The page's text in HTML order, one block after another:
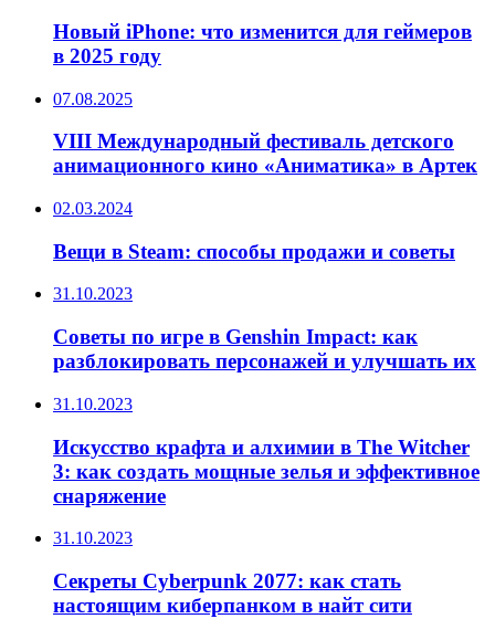
Новый iPhone: что изменится для геймеров
в 2025 году
07.08.2025
VIII Международный фестиваль детского
анимационного кино «Аниматика» в Артек
02.03.2024
Вещи в Steam: способы продажи и советы
31.10.2023
Советы по игре в Genshin Impact: как
разблокировать персонажей и улучшать их
31.10.2023
Искусство крафта и алхимии в The Witcher
3: как создать мощные зелья и эффективное
снаряжение
31.10.2023
Секреты Cyberpunk 2077: как стать
настоящим киберпанком в найт сити